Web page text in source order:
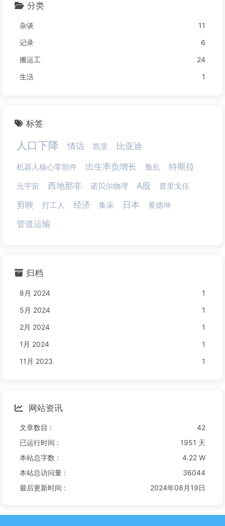
分类
杂谈
11
记录
6
搬运工
24
生活
1
标签
人口下降 情话 凯里 比亚迪
机器人核心零部件 出生率负增长 叛乱 特斯拉
元宇宙 西地那非 诺贝尔物理 A股 普里戈任
剪映 打工人 经济 集采 日本 黄德坤
管道运输
归档
8月 2024
1
5月 2024
1
2月 2024
1
1月 2024
1
11月 2023
1
网站资讯
文章数目 :
42
已运行时间 :
1951 天
本站总字数 :
4.22 W
本站总访问量 :
36044
最后更新时间 :
2024年08月19日